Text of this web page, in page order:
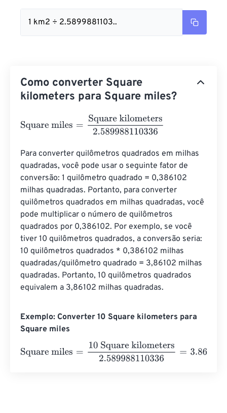
1 km2 ÷ 2.5899881103..
Como converter Square
kilometers para Square miles?
Square miles Square kilometers2.589988110336
Para converter quilômetros quadrados em milhas
quadradas, você pode usar o seguinte fator de
conversão: 1 quilômetro quadrado = 0,386102
milhas quadradas. Portanto, para converter
quilômetros quadrados em milhas quadradas, você
pode multiplicar o número de quilômetros
quadrados por 0,386102. Por exemplo, se você
tiver 10 quilômetros quadrados, a conversão seria:
10 quilômetros quadrados * 0,386102 milhas
quadradas/quilômetro quadrado = 3,86102 milhas
quadradas. Portanto, 10 quilômetros quadrados
equivalem a 3,86102 milhas quadradas.
Exemplo: Converter 10 Square kilometers para
Square miles
Square miles
10 Square kilometers2.589988110336